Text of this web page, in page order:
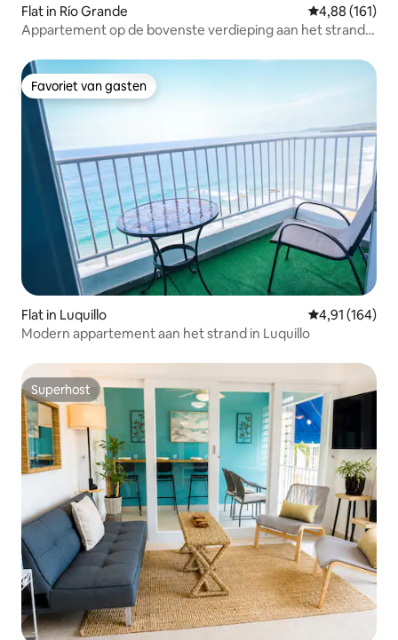
Flat in Río Grande Gemiddelde
4,88 (161)
Appartement op de bovenste verdieping aan het strand
Favoriet van gasten
Favoriet van gasten
Flat in Luquillo Gemiddelde
4,91 (164)
Modern appartement aan het strand in Luquillo
Superhost
Superhost